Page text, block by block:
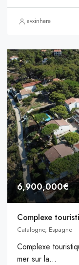
avxinhere
6,900,000€
Complexe
Catalogne, Espagne
Complexe
mer sur la...